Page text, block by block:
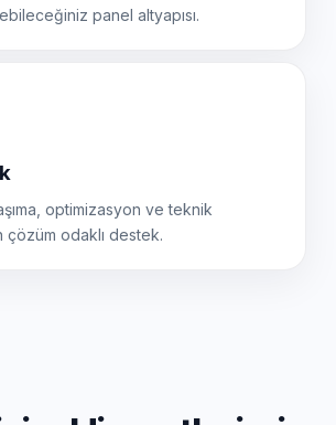
panel altyapısı.
optimizasyon ve teknik
çözüm odaklı destek.